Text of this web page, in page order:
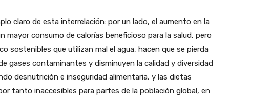
claro de esta interrelación: por un lado, el aumento en la
mayor consumo de calorías beneficioso para la salud, pero
sostenibles que utilizan mal el agua, hacen que se pierda
gases contaminantes y disminuyen la calidad y diversidad
desnutrición e inseguridad alimentaria, y las dietas
tanto inaccesibles para partes de la población global, en